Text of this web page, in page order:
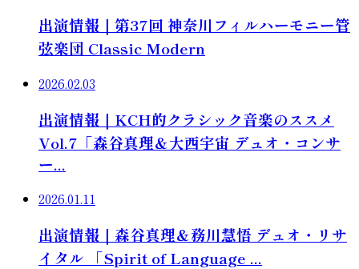
出演情報｜第37回 神奈川フィルハーモニー管
弦楽団 Classic Modern
2026.02.03
出演情報｜KCH的クラシック音楽のススメ
Vol.7「森谷真理＆大西宇宙 デュオ・コンサ
ー...
2026.01.11
出演情報｜森谷真理＆務川慧悟 デュオ・リサ
イタル 「Spirit of Language ...